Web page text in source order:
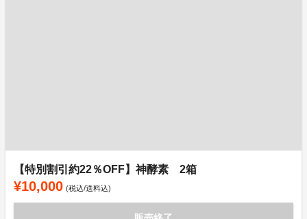
【特別割引約22％OFF】神酵素 2箱
¥10,000 (税込/送料込)